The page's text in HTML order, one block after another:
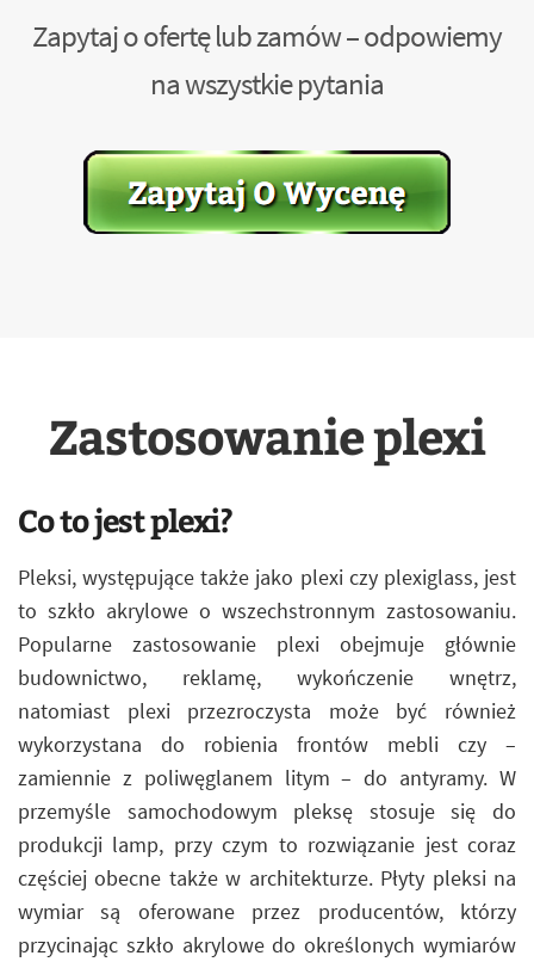
Zapytaj o ofertę lub zamów – odpowiemy
na wszystkie pytania
Zastosowanie plexi
Co to jest plexi?
Pleksi, występujące także jako plexi czy plexiglass, jest
to szkło akrylowe o wszechstronnym zastosowaniu.
Popularne zastosowanie plexi obejmuje głównie
budownictwo, reklamę, wykończenie wnętrz,
natomiast plexi przezroczysta może być również
wykorzystana do robienia frontów mebli czy –
zamiennie z poliwęglanem litym – do antyramy. W
przemyśle samochodowym pleksę stosuje się do
produkcji lamp, przy czym to rozwiązanie jest coraz
częściej obecne także w architekturze. Płyty pleksi na
wymiar są oferowane przez producentów, którzy
przycinając szkło akrylowe do określonych wymiarów